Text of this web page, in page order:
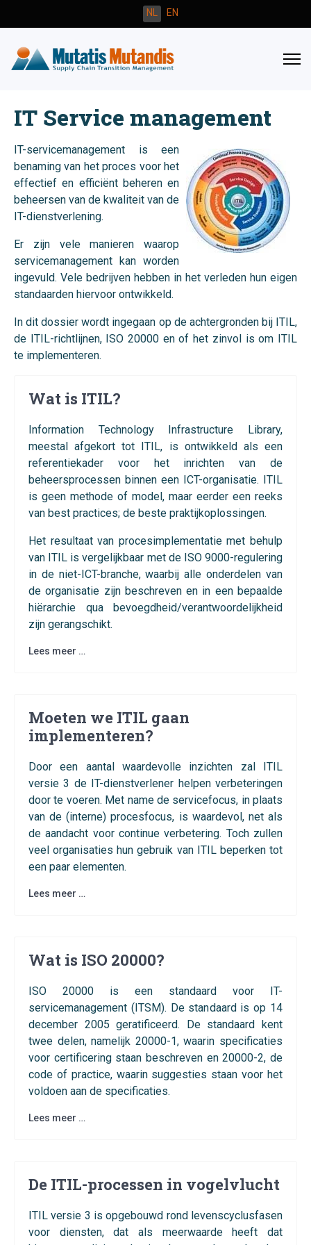
Selecteer de taal
NL EN
IT Service management
IT-servicemanagement is een
benaming van het proces voor het
effectief en efficiënt beheren en
beheersen van de kwaliteit van de
IT-dienstverlening.
Er zijn vele manieren waarop
servicemanagement kan worden
ingevuld. Vele bedrijven hebben in het verleden hun eigen
standaarden hiervoor ontwikkeld.
In dit dossier wordt ingegaan op de achtergronden bij ITIL,
de ITIL-richtlijnen, ISO 20000 en of het zinvol is om ITIL
te implementeren.
Wat is ITIL?
Information Technology Infrastructure Library,
meestal afgekort tot ITIL, is ontwikkeld als een
referentiekader voor het inrichten van de
beheersprocessen binnen een ICT-organisatie. ITIL
is geen methode of model, maar eerder een reeks
van best practices; de beste praktijkoplossingen.
Het resultaat van procesimplementatie met behulp
van ITIL is vergelijkbaar met de ISO 9000-regulering
in de niet-ICT-branche, waarbij alle onderdelen van
de organisatie zijn beschreven en in een bepaalde
hiërarchie qua bevoegdheid/verantwoordelijkheid
zijn gerangschikt.
Lees meer …
Moeten we ITIL gaan
implementeren?
Door een aantal waardevolle inzichten zal ITIL
versie 3 de IT-dienstverlener helpen verbeteringen
door te voeren. Met name de servicefocus, in plaats
van de (interne) procesfocus, is waardevol, net als
de aandacht voor continue verbetering. Toch zullen
veel organisaties hun gebruik van ITIL beperken tot
een paar elementen.
Lees meer …
Wat is ISO 20000?
ISO 20000 is een standaard voor IT-
servicemanagement (ITSM). De standaard is op 14
december 2005 geratificeerd. De standaard kent
twee delen, namelijk 20000-1, waarin specificaties
voor certificering staan beschreven en 20000-2, de
code of practice, waarin suggesties staan voor het
voldoen aan de specificaties.
Lees meer …
De ITIL-processen in vogelvlucht
ITIL versie 3 is opgebouwd rond levenscyclusfasen
voor diensten, dat als meerwaarde heeft dat